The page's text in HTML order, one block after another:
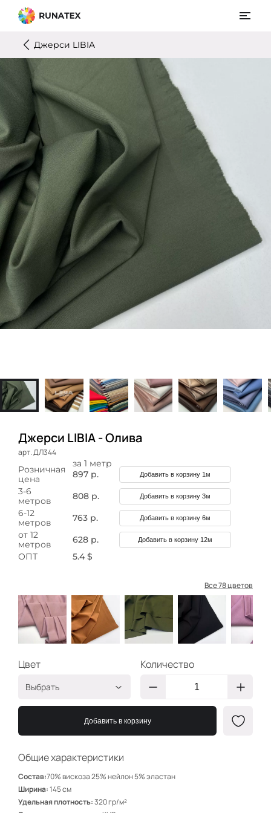
Джерси LIBIA
Джерси LIBIA - Олива
арт. ДЛ344
Общие характеристики
Состав:70% вискоза 25% нейлон 5% эластан
Ширина:145 см
Удельная плотность:320 гр/м²
за 1 метр
Розничная
цена
897 р. Добавить в корзину 1м
3-6
метров
808 р. Добавить в корзину 3м
6-12
метров
763 р. Добавить в корзину 6м
от 12
метров
628 р. Добавить в корзину 12м
ОПТ 5.4 $
Все 78 цветов
Цвет
Выбрать
Св. Пудра 4
ДЛ646
ДЛ613
Черный
Роз. пудра 6
Пудра
Количество
Добавить в корзину